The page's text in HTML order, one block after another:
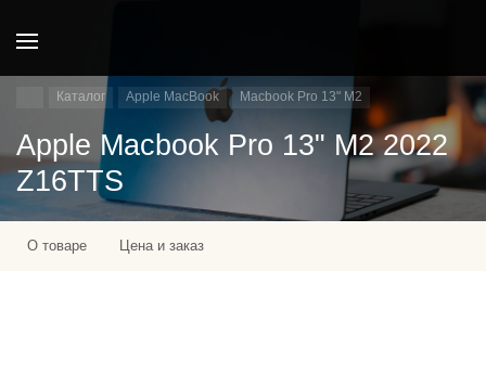
Каталог Apple MacBook Macbook Pro 13" M2
Apple Macbook Pro 13" M2 2022
Z16TTS
О товаре Цена и заказ